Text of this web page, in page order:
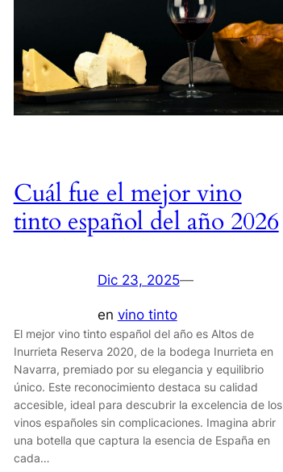
Cuál fue el mejor vino
tinto español del año 2026
Dic 23, 2025—
en vino tinto
El mejor vino tinto español del año es Altos de
Inurrieta Reserva 2020, de la bodega Inurrieta en
Navarra, premiado por su elegancia y equilibrio
único. Este reconocimiento destaca su calidad
accesible, ideal para descubrir la excelencia de los
vinos españoles sin complicaciones. Imagina abrir
una botella que captura la esencia de España en
cada…